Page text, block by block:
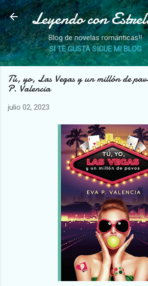
Ir al contenido principal
Leyendo con
Blog de novelas románticas!!
SI TE GUSTA SIGUE MI BLOG
Tú, yo, Las Vegas y un millón de
P. Valencia
julio 02, 2023